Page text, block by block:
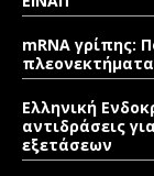
mRNA γρίπης:
πλεονεκτήματα
Ελληνική
αντιδράσεις
εξετάσεων